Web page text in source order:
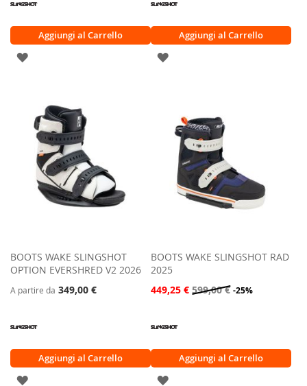
Aggiungi al Carrello
AGGIUNGI
LISTA
DESIDERI
Aggiungi al Carrello
AGGIUNGI
DESIDERI
BOOTS WAKE SLINGSHOT
OPTION EVERSHRED V2 2026
A partire da 349,00 €
Aggiungi al Carrello
AGGIUNGI
BOOTS WAKE SLINGSHOT RAD
2025
449,25 € 599,00 € -25%
Aggiungi al Carrello
AGGIUNGI